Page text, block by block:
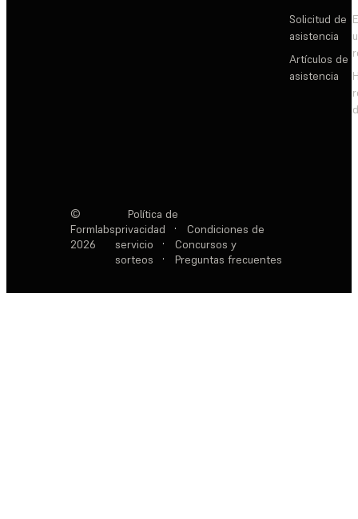
Solicitud de
asistencia
Artículos de
asistencia
©
Formlabs
2026
Política de
privacidad
·
Condiciones de
servicio
·
Concursos y
sorteos
· Preguntas frecuentes